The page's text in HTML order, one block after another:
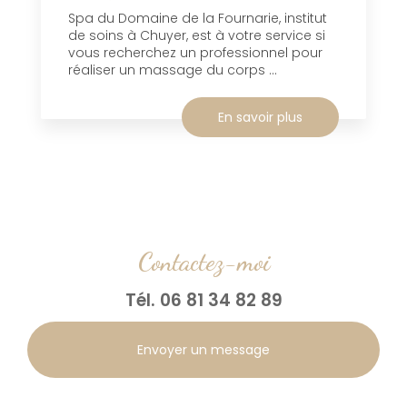
Spa du Domaine de la Fournarie, institut
de soins à Chuyer, est à votre service si
vous recherchez un professionnel pour
réaliser un massage du corps ...
En savoir plus
Contactez-moi
Tél. 06 81 34 82 89
Envoyer un message